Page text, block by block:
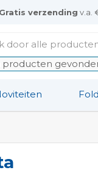
Gratis verzending v.a.
producten